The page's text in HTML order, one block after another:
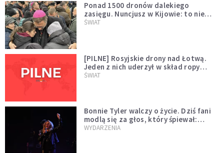
Ponad 1500 dronów dalekiego
zasięgu. Nuncjusz w Kijowie: to nie
wygląda na wolę zakończenia wojny
ŚWIAT
[PILNE] Rosyjskie drony nad Łotwą.
Jeden z nich uderzył w skład ropy
naftowej
ŚWIAT
Bonnie Tyler walczy o życie. Dziś fani
modlą się za głos, który śpiewał:
"Lord, help me"
WYDARZENIA